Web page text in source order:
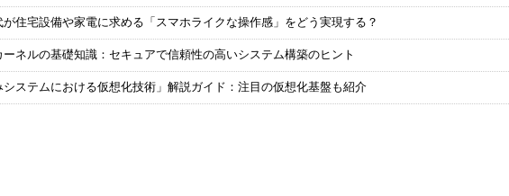
が住宅設備や家電に求める「スマホライクな操作感」をどう実現する？
ーネルの基礎知識：セキュアで信頼性の高いシステム構築のヒント
システムにおける仮想化技術」解説ガイド：注目の仮想化基盤も紹介